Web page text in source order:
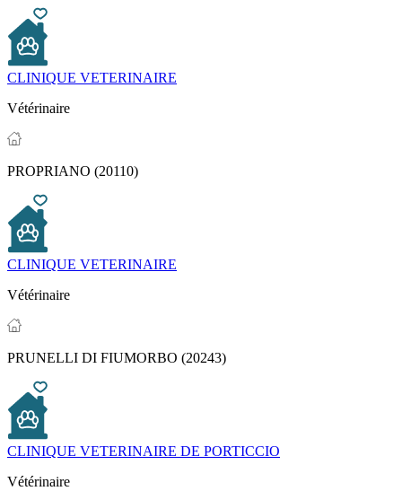
CLINIQUE VETERINAIRE
Vétérinaire
PROPRIANO (20110)
CLINIQUE VETERINAIRE
Vétérinaire
PRUNELLI DI FIUMORBO (20243)
CLINIQUE VETERINAIRE DE PORTICCIO
Vétérinaire